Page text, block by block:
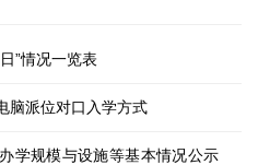
”情况一览表
脑派位对口入学方式
学规模与设施等基本情况公示